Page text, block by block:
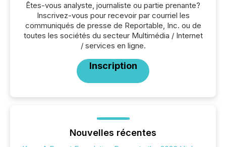
Êtes-vous analyste, journaliste ou partie prenante?
Inscrivez-vous pour recevoir par courriel les
communiqués de presse de Reportable, Inc. ou de
toutes les sociétés du secteur Multimédia / Internet
/ services en ligne.
Inscription
Nouvelles récentes